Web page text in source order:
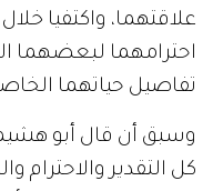
علاقتهما، واكتفيا
احترامهما
تفاصيل حياتهما
وسبق أن قال أبو
كل التقدير والاحترام